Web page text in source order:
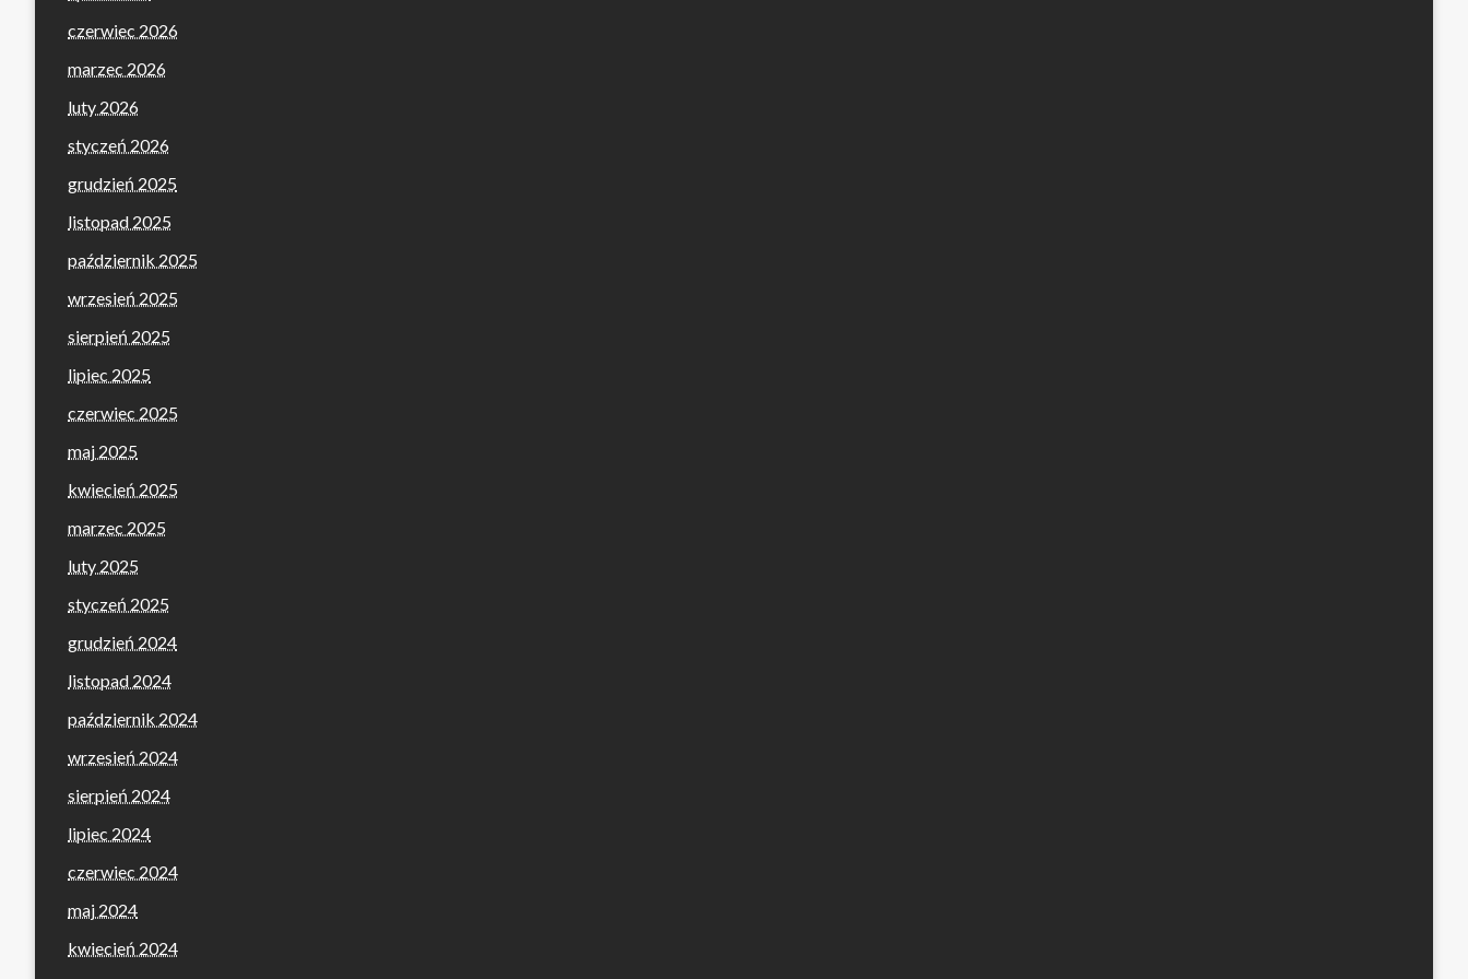
czerwiec 2026
marzec 2026
luty 2026
styczeń 2026
grudzień 2025
listopad 2025
październik 2025
wrzesień 2025
sierpień 2025
lipiec 2025
czerwiec 2025
maj 2025
kwiecień 2025
marzec 2025
luty 2025
styczeń 2025
grudzień 2024
listopad 2024
październik 2024
wrzesień 2024
sierpień 2024
lipiec 2024
czerwiec 2024
maj 2024
kwiecień 2024